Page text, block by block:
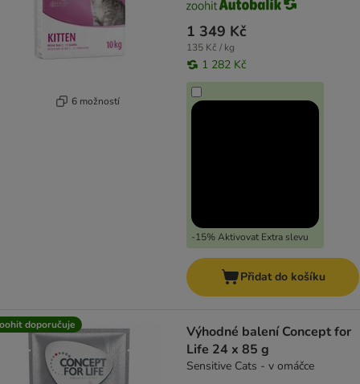
6 možností
1 349 Kč
135 Kč / kg
1 282 Kč
-15% Aktivovat Extra slevu
Přidat do košíku
doporučuje
Výhodné balení Concept for
Life 24 x 85 g
Sensitive Cats - v omáčce